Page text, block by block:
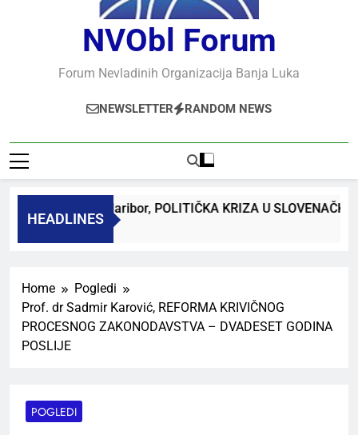
NVObl Forum
Forum Nevladinih Organizacija Banja Luka
NEWSLETTER RANDOM NEWS
HEADLINES
Bojan Macuh, Maribor, POLITIČKA KRIZA U SLOVENAČKOM
Home
Pogledi
Prof. dr Sadmir Karović, REFORMA KRIVIČNOG
PROCESNOG ZAKONODAVSTVA – DVADESET GODINA
POSLIJE
POGLEDI